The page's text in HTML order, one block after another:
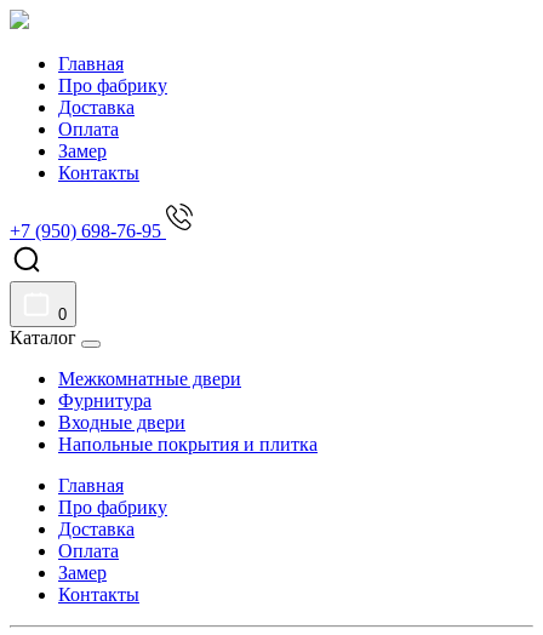
Главная
Про фабрику
Доставка
Оплата
Замер
Контакты
+7 (950) 698-76-95
0
Каталог
Межкомнатные двери
Фурнитура
Входные двери
Напольные покрытия и плитка
Главная
Про фабрику
Доставка
Оплата
Замер
Контакты